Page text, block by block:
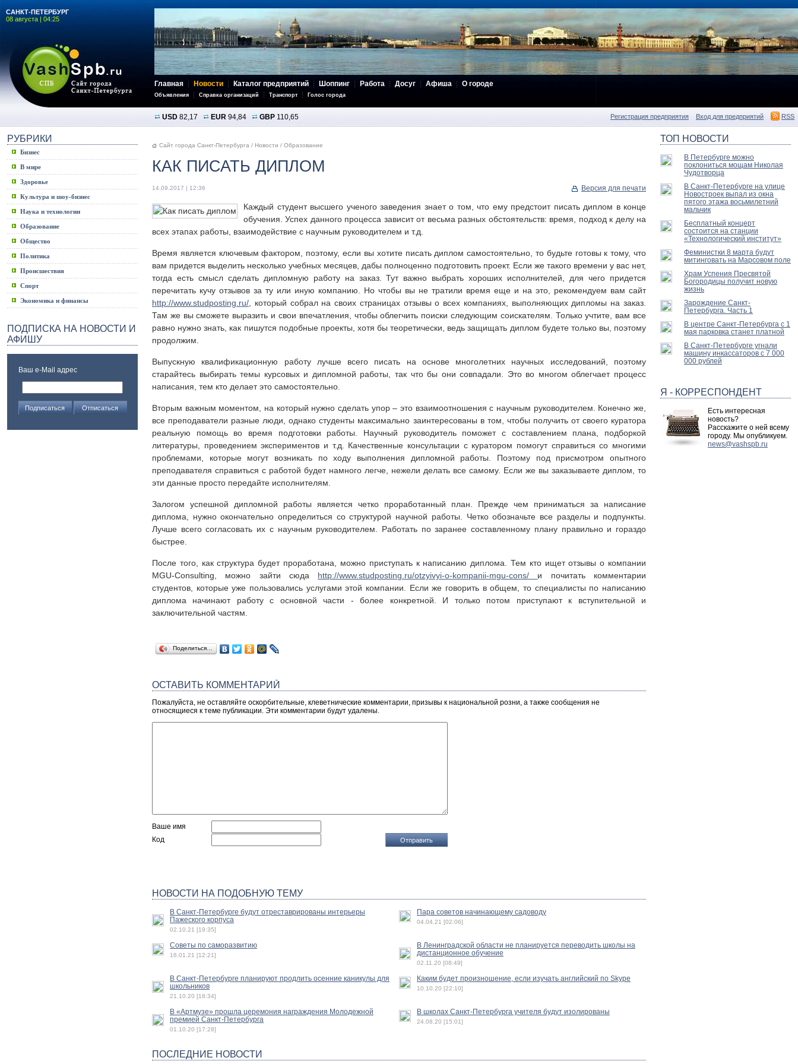
САНКТ-ПЕТЕРБУРГ
08 августа | 04:25
Главная Новости Каталог предприятий Шоппинг Работа Досуг Афиша О городе
Объявления Справка организаций Транспорт Голос города
USD 82,17 EUR 94,84 GBP 110,65 Регистрация предприятия Вход для предприятий RSS
РУБРИКИ
Бизнес
В мире
Здоровье
Культура и шоу-бизнес
Наука и технологии
Образование
Общество
Политика
Происшествия
Спорт
Экономика и финансы
ПОДПИСКА НА НОВОСТИ И
АФИШУ
Ваш e-Mail адрес
Сайт города Санкт-Петербурга / Новости / Образование
КАК ПИСАТЬ ДИПЛОМ
14.09.2017 | 12:36 Версия для печати
Каждый студент высшего ученого заведения знает о том, что ему предстоит писать диплом в конце
обучения. Успех данного процесса зависит от весьма разных обстоятельств: время, подход к делу на
всех этапах работы, взаимодействие с научным руководителем и т.д.
Время является ключевым фактором, поэтому, если вы хотите писать диплом самостоятельно, то будьте готовы к тому, что
вам придется выделить несколько учебных месяцев, дабы полноценно подготовить проект. Если же такого времени у вас нет,
тогда есть смысл сделать дипломную работу на заказ. Тут важно выбрать хороших исполнителей, для чего придется
перечитать кучу отзывов за ту или иную компанию. Но чтобы вы не тратили время еще и на это, рекомендуем вам сайт
http://www.studposting.ru/ , который собрал на своих страницах отзывы о всех компаниях, выполняющих дипломы на заказ.
Там же вы сможете выразить и свои впечатления, чтобы облегчить поиски следующим соискателям. Только учтите, вам все
равно нужно знать, как пишутся подобные проекты, хотя бы теоретически, ведь защищать диплом будете только вы, поэтому
продолжим.
Выпускную квалификационную работу лучше всего писать на основе многолетних научных исследований, поэтому
старайтесь выбирать темы курсовых и дипломной работы, так что бы они совпадали. Это во многом облегчает процесс
написания, тем кто делает это самостоятельно.
Вторым важным моментом, на который нужно сделать упор – это взаимоотношения с научным руководителем. Конечно же,
все преподаватели разные люди, однако студенты максимально заинтересованы в том, чтобы получить от своего куратора
реальную помощь во время подготовки работы. Научный руководитель поможет с составлением плана, подборкой
литературы, проведением экспериментов и т.д. Качественные консультации с куратором помогут справиться со многими
проблемами, которые могут возникать по ходу выполнения дипломной работы. Поэтому под присмотром опытного
преподавателя справиться с работой будет намного легче, нежели делать все самому. Если же вы заказываете диплом, то
эти данные просто передайте исполнителям.
Залогом успешной дипломной работы является четко проработанный план. Прежде чем приниматься за написание
диплома, нужно окончательно определиться со структурой научной работы. Четко обозначьте все разделы и подпункты.
Лучше всего согласовать их с научным руководителем. Работать по заранее составленному плану правильно и гораздо
быстрее.
После того, как структура будет проработана, можно приступать к написанию диплома. Тем кто ищет отзывы о компании
MGU-Consulting, можно зайти сюда http://www.studposting.ru/otzyivyi-o-kompanii-mgu-cons/ и почитать комментарии
студентов, которые уже пользовались услугами этой компании. Если же говорить в общем, то специалисты по написанию
диплома начинают работу с основной части - более конкретной. И только потом приступают к вступительной и
заключительной частям.
Поделиться…
ОСТАВИТЬ КОММЕНТАРИЙ
Пожалуйста, не оставляйте оскорбительные, клеветнические комментарии, призывы к национальной розни, а также сообщения не
относящиеся к теме публикации. Эти комментарии будут удалены.
Ваше имя
Код
НОВОСТИ НА ПОДОБНУЮ ТЕМУ
В Санкт-Петербурге будут отреставрированы интерьеры
Пажеского корпуса
02.10.21 [19:35]
Пара советов начинающему садоводу
04.04.21 [02:06]
Советы по саморазвитию
16.01.21 [12:21]
В Ленинградской области не планируется переводить школы на
дистанционное обучение
02.11.20 [08:49]
В Санкт-Петербурге планируют продлить осенние каникулы для
школьников
21.10.20 [18:34]
Каким будет произношение, если изучать английский по Skype
10.10.20 [22:10]
В «Артмузе» прошла церемония награждения Молодежной
премией Санкт-Петербурга
01.10.20 [17:28]
В школах Санкт-Петербурга учителя будут изолированы
24.08.20 [15:01]
ПОСЛЕДНИЕ НОВОСТИ
ТОП НОВОСТИ
В Петербурге можно
поклониться мощам Николая
Чудотворца
В Санкт-Петербурге на улице
Новостроек выпал из окна
пятого этажа восьмилетний
мальчик
Бесплатный концерт
состоится на станции
«Технологический институт»
Феминистки 8 марта будут
митинговать на Марсовом поле
Храм Успения Пресвятой
Богородицы получит новую
жизнь
Зарождение Санкт-
Петербурга. Часть 1
В центре Санкт-Петербурга с 1
мая парковка станет платной
В Санкт-Петербурге угнали
машину инкассаторов с 7 000
000 рублей
Я - КОРРЕСПОНДЕНТ
Есть интересная
новость?
Расскажите о ней всему
городу. Мы опубликуем.
news@vashspb.ru